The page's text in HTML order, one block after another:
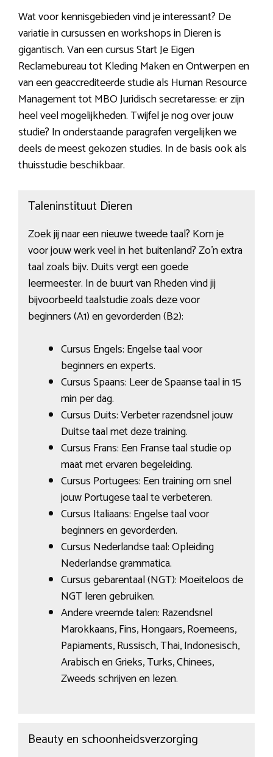
Wat voor kennisgebieden vind je interessant? De
variatie in cursussen en workshops in Dieren is
gigantisch. Van een cursus Start Je Eigen
Reclamebureau tot Kleding Maken en Ontwerpen en
van een geaccrediteerde studie als Human Resource
Management tot MBO Juridisch secretaresse: er zijn
heel veel mogelijkheden. Twijfel je nog over jouw
studie? In onderstaande paragrafen vergelijken we
deels de meest gekozen studies. In de basis ook als
thuisstudie beschikbaar.
Taleninstituut Dieren
Zoek jij naar een nieuwe tweede taal? Kom je
voor jouw werk veel in het buitenland? Zo’n extra
taal zoals bijv. Duits vergt een goede
leermeester. In de buurt van Rheden vind jij
bijvoorbeeld taalstudie zoals deze voor
beginners (A1) en gevorderden (B2):
Cursus Engels: Engelse taal voor
beginners en experts.
Cursus Spaans: Leer de Spaanse taal in 15
min per dag.
Cursus Duits: Verbeter razendsnel jouw
Duitse taal met deze training.
Cursus Frans: Een Franse taal studie op
maat met ervaren begeleiding.
Cursus Portugees: Een training om snel
jouw Portugese taal te verbeteren.
Cursus Italiaans: Engelse taal voor
beginners en gevorderden.
Cursus Nederlandse taal: Opleiding
Nederlandse grammatica.
Cursus gebarentaal (NGT): Moeiteloos de
NGT leren gebruiken.
Andere vreemde talen: Razendsnel
Marokkaans, Fins, Hongaars, Roemeens,
Papiaments, Russisch, Thai, Indonesisch,
Arabisch en Grieks, Turks, Chinees,
Zweeds schrijven en lezen.
Beauty en schoonheidsverzorging